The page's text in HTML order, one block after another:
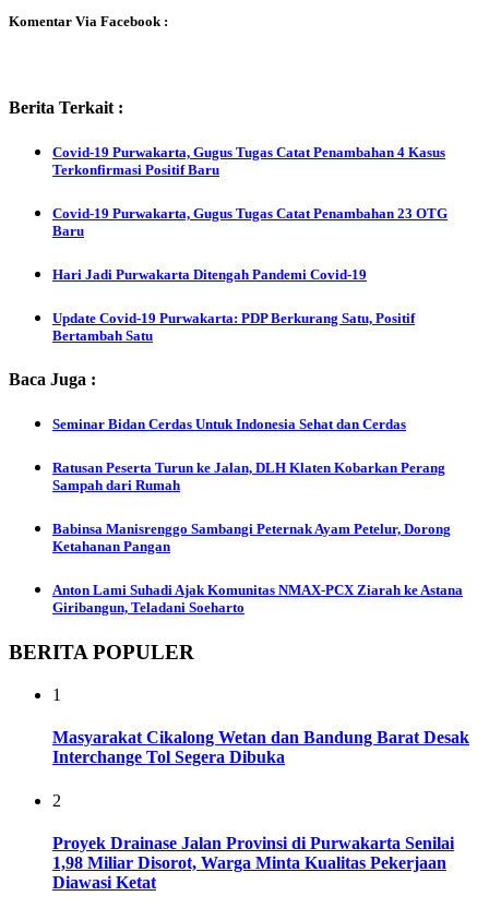
Komentar Via Facebook :
Berita Terkait :
Covid-19 Purwakarta, Gugus Tugas Catat Penambahan 4 Kasus
Terkonfirmasi Positif Baru
Covid-19 Purwakarta, Gugus Tugas Catat Penambahan 23 OTG
Baru
Hari Jadi Purwakarta Ditengah Pandemi Covid-19
Update Covid-19 Purwakarta: PDP Berkurang Satu, Positif
Bertambah Satu
Baca Juga :
Seminar Bidan Cerdas Untuk Indonesia Sehat dan Cerdas
Ratusan Peserta Turun ke Jalan, DLH Klaten Kobarkan Perang
Sampah dari Rumah
Babinsa Manisrenggo Sambangi Peternak Ayam Petelur, Dorong
Ketahanan Pangan
Anton Lami Suhadi Ajak Komunitas NMAX-PCX Ziarah ke Astana
Giribangun, Teladani Soeharto
BERITA POPULER
1
Masyarakat Cikalong Wetan dan Bandung Barat Desak
Interchange Tol Segera Dibuka
2
Proyek Drainase Jalan Provinsi di Purwakarta Senilai
1,98 Miliar Disorot, Warga Minta Kualitas Pekerjaan
Diawasi Ketat